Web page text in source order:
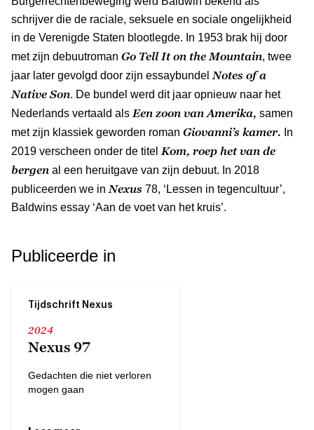
schrijver die de raciale, seksuele en sociale ongelijkheid
in de Verenigde Staten blootlegde. In 1953 brak hij door
met zijn debuutroman Go Tell It on the Mountain, twee
jaar later gevolgd door zijn essaybundel Notes of a
Native Son. De bundel werd dit jaar opnieuw naar het
Nederlands vertaald als Een zoon van Amerika, samen
met zijn klassiek geworden roman Giovanni’s kamer.
In
2019 verscheen onder de titel Kom, roep het van de
bergen al een heruitgave van zijn debuut. In 2018
publiceerden we in Nexus 78, ‘Lessen in tegencultuur’,
Baldwins essay ‘Aan de voet van het kruis’.
Publiceerde in
Tijdschrift Nexus
2024
Nexus 97
Gedachten die niet verloren
mogen gaan